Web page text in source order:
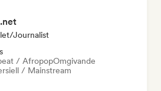
Journalist
/ AfropopOmgivande
/ Mainstream